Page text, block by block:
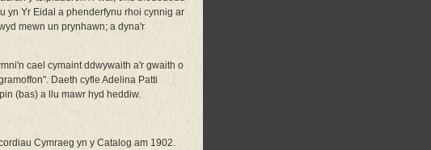
yn Yr Eidal a phenderfynu rhoi cynnig ar
mewn un prynhawn; a dyna'r
cael cymaint ddwywaith a'r gwaith o
Daeth cyfle Adelina Patti
(bas) a llu mawr hyd heddiw.
Cymraeg yn y Catalog am 1902.